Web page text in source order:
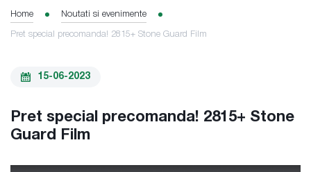
Home Noutati si evenimente
Pret special precomanda! 2815+ Stone Guard Film
15-06-2023
Pret special precomanda! 2815+ Stone
Guard Film